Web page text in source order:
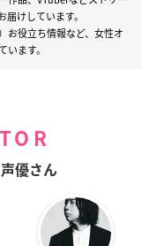
けしています。
お役立ち情報など、女性オ
ます。
優さん